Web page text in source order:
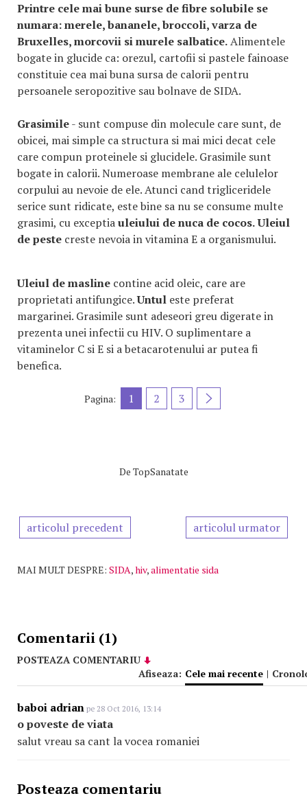
Printre cele mai bune surse de fibre solubile se
numara: merele, bananele, broccoli, varza de
Bruxelles, morcovii si murele salbatice.Alimentele
bogate in glucide ca: orezul, cartofii si pastele fainoase
constituie cea mai buna sursa de calorii pentru
persoanele seropozitive sau bolnave de SIDA.
Grasimile- sunt compuse din molecule care sunt, de
obicei, mai simple ca structura si mai mici decat cele
care compun proteinele si glucidele. Grasimile sunt
bogate in calorii. Numeroase membrane ale celulelor
corpului au nevoie de ele. Atunci cand trigliceridele
serice sunt ridicate, este bine sa nu se consume multe
grasimi, cu exceptiauleiului de nuca de cocos.Uleiul
de peste creste nevoia in vitamina E a organismului.
Uleiul de masline contine acid oleic, care are
proprietati antifungice.Untul este preferat
margarinei. Grasimile sunt adeseori greu digerate in
prezenta unei infectii cu HIV. O suplimentare a
vitaminelor C si E si a betacarotenului ar putea fi
benefica.
Pagina: 1 2 3
De TopSanatate
articolul precedent articolul urmator
MAI MULT DESPRE: SIDA,hiv,alimentatie sida
Comentarii (1)
POSTEAZA COMENTARIU
Afiseaza: Cele mai recente |
baboi adrian pe 28 Oct 2016, 13:14
o poveste de viata
salut vreau sa cant la vocea romaniei
Posteaza comentariu